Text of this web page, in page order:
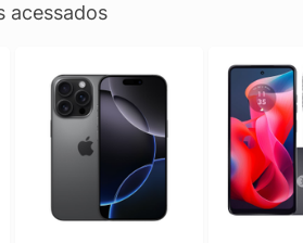
acessados